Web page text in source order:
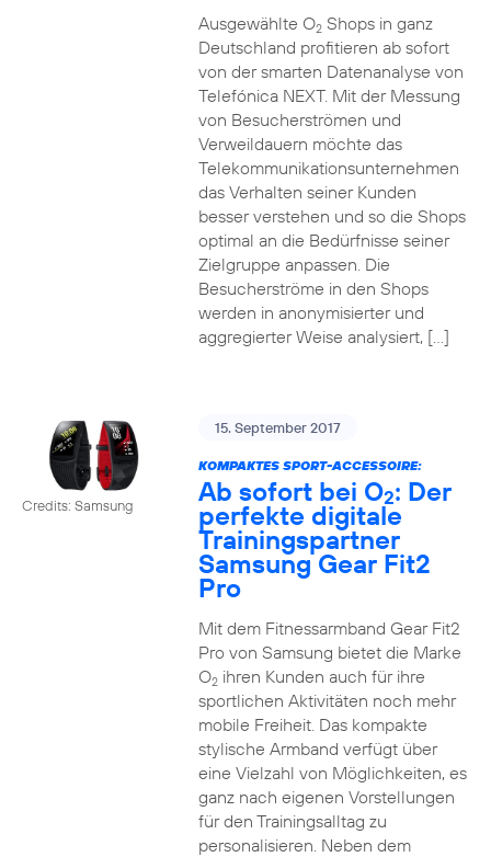
Ausgewählte O2Shops in ganz
Deutschland profitieren ab sofort
von der smarten Datenanalyse von
Telefónica NEXT. Mit der Messung
von Besucherströmen und
Verweildauern möchte das
Telekommunikationsunternehmen
das Verhalten seiner Kunden
besser verstehen und so die Shops
optimal an die Bedürfnisse seiner
Zielgruppe anpassen. Die
Besucherströme in den Shops
werden in anonymisierter und
aggregierter Weise analysiert, […]
Credits: Samsung
15. September 2017
KOMPAKTES SPORT-ACCESSOIRE:
Ab sofort bei O2: Der
perfekte digitale
Trainingspartner
Samsung Gear Fit2
Pro
Mit dem Fitnessarmband Gear Fit2
Pro von Samsung bietet die Marke
O2ihren Kunden auch für ihre
sportlichen Aktivitäten noch mehr
mobile Freiheit. Das kompakte
stylische Armband verfügt über
eine Vielzahl von Möglichkeiten, es
ganz nach eigenen Vorstellungen
für den Trainingsalltag zu
personalisieren. Neben dem